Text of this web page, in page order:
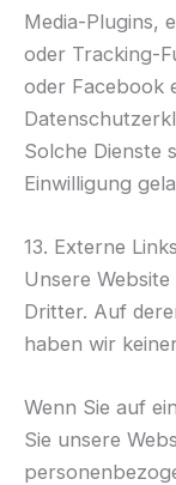
Media-Plugins,
oder Tracking-
oder Facebook
Solche Dienste
Einwilligung
13. Externe Links
Unsere
Dritter. Auf
haben wir
Wenn Sie auf
Sie unsere